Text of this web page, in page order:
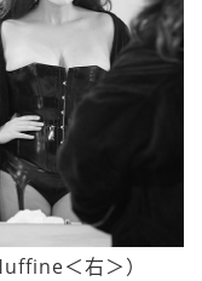
＜右＞）